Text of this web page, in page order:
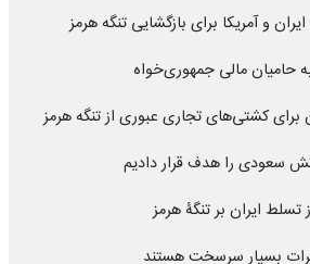
و آمریکا برای بازگشایی تنگه هرمز
حامیان مالی جمهوری‌خواه
سعودی را هدف قرار دادیم
ایران بر تنگۀ هرمز
بسیار سرسخت هستند